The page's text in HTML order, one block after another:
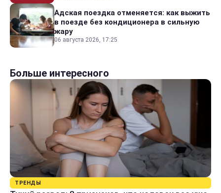
Адская поездка отменяется: как выжить
в поезде без кондиционера в сильную
жару
06 августа 2026, 17:25
Больше интересного
ТРЕНДЫ